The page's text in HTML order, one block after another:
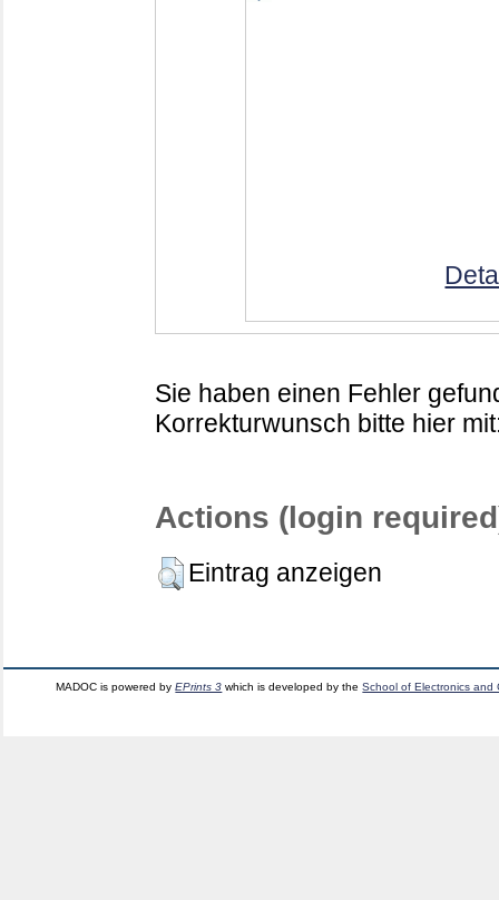
Sie haben einen Fehler
Korrekturwunsch bitte hier
Actions (login
Eintrag anzeigen
MADOC is powered byEPrints 3 which is developed by theSchool of Electronics and